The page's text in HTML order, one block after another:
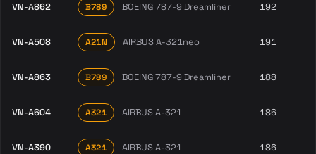
VN-A862 B789 BOEING 787-9 Dreamliner 192
VN-A508 A21N AIRBUS A-321neo 191
VN-A863 B789 BOEING 787-9 Dreamliner 188
VN-A604 A321 AIRBUS A-321 186
VN-A390 A321 AIRBUS A-321 186